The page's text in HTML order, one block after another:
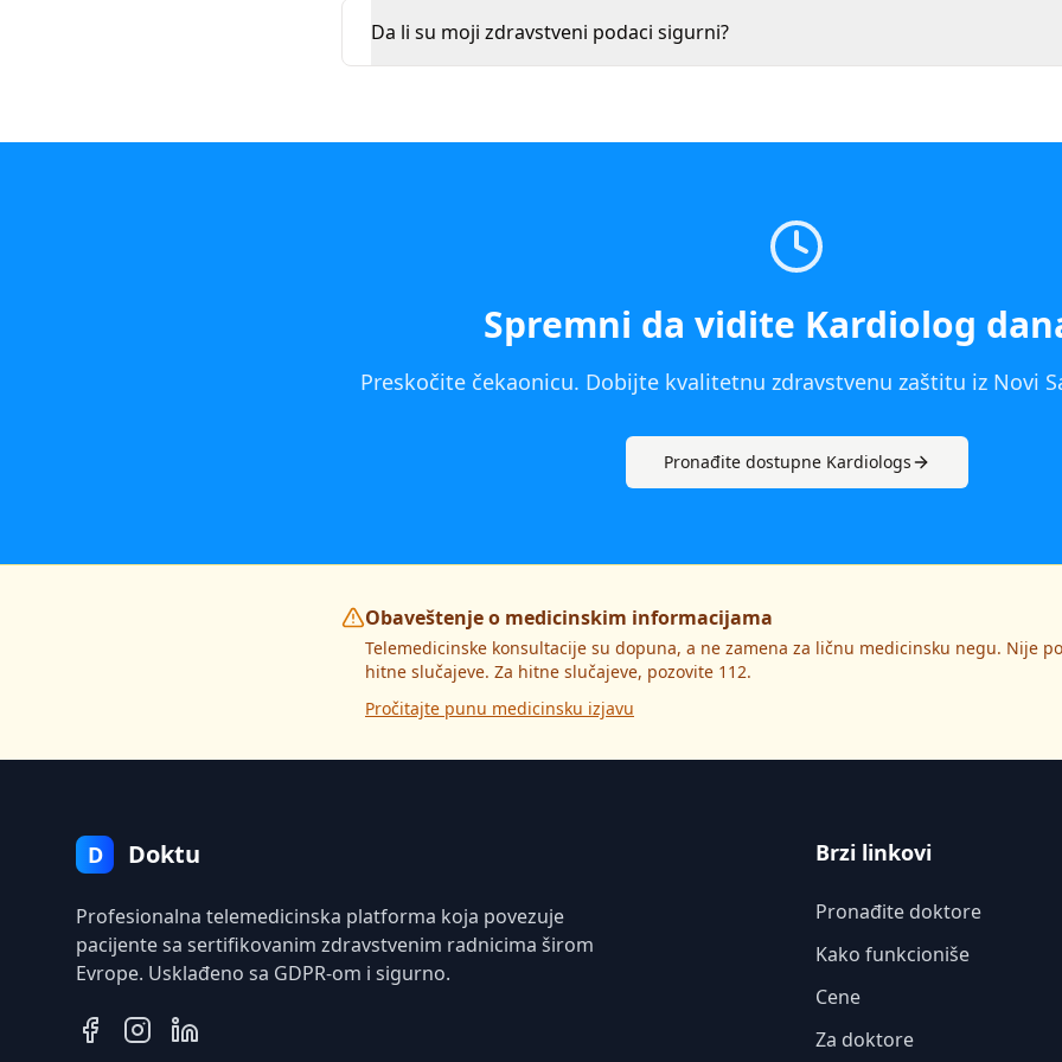
Da li su moji zdravstveni podaci sigurni?
Spremni da vidite Kardiolog
Preskočite čekaonicu. Dobijte kvalitetnu zdravstvenu zaštitu iz Novi
Pronađite dostupne Kardiologs
Obaveštenje o medicinskim informacijama
Telemedicinske konsultacije su dopuna, a ne zamena za ličnu medicinsku negu. Nije
hitne slučajeve. Za hitne slučajeve, pozovite 112.
Pročitajte punu medicinsku izjavu
D Doktu
Profesionalna telemedicinska platforma koja povezuje
pacijente sa sertifikovanim zdravstvenim radnicima širom
Evrope. Usklađeno sa GDPR-om i sigurno.
Brzi linkovi
Pronađite doktore
Kako funkcioniše
Cene
Za doktore